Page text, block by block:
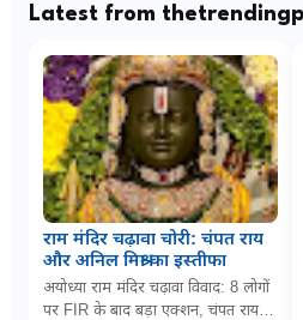
Latest from
राम मंदिर चढ़ावा चोरी: चंपत राय
और अनिल मिश्रा का इस्तीफा
अयोध्या राम मंदिर चढ़ावा विवाद: 8 लोगों
पर FIR के बाद बड़ा एक्शन, चंपत राय